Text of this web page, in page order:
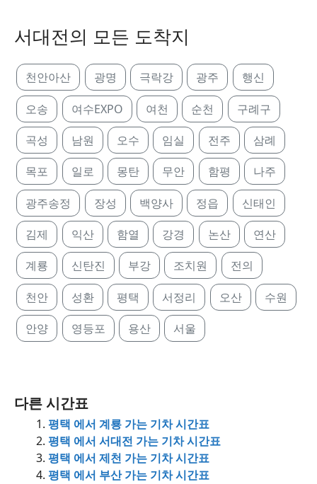
서대전의 모든 도착지
천안아산 광명 극락강 광주 행신
오송 여수EXPO 여천 순천 구례구
곡성 남원 오수 임실 전주 삼례
목포 일로 몽탄 무안 함평 나주
광주송정 장성 백양사 정읍 신태인
김제 익산 함열 강경 논산 연산
계룡 신탄진 부강 조치원 전의
천안 성환 평택 서정리 오산 수원
안양 영등포 용산 서울
다른 시간표
평택 에서 계룡 가는 기차 시간표
평택 에서 서대전 가는 기차 시간표
평택 에서 제천 가는 기차 시간표
평택 에서 부산 가는 기차 시간표